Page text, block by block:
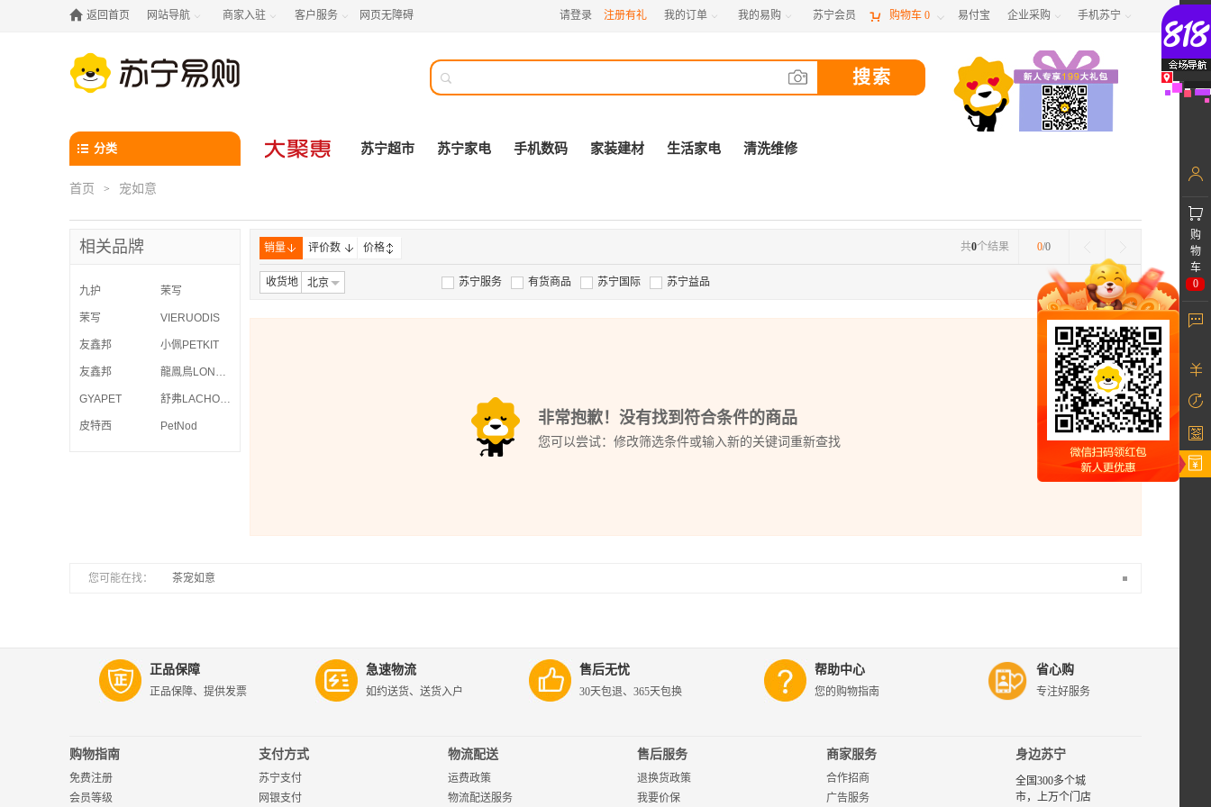
 返回首页 网站导航  商家入驻  客户服务  网页无障碍 请登录 注册有礼 我的订单  我的易购  苏宁会员  购物车 0  易付宝 企业采购  手机苏宁 

分类 苏宁超市 苏宁家电 手机数码 家装建材 生活家电 清洗维修
首页 > 宠如意
销量 评价数 价格 0/0
共0个结果
收货地 北京 苏宁服务 有货商品 苏宁国际 苏宁益品
非常抱歉！没有找到符合条件的商品
您可以尝试：修改筛选条件或输入新的关键词重新查找
相关品牌
九护 茉写
茉写 VIERUODIS
友鑫邦 小佩PETKIT
友鑫邦 龍鳯鳥LONG FENG BIRD
GYAPET 舒弗LACHOUFFE
皮特西 PetNod
您可能在找： 茶宠如意
意专
正品保障
正品保障、提供发票
急速物流
如约送货、送货入户
售后无忧
30天包退、365天包换
帮助中心
您的购物指南
省心购
专注好服务
购物指南
免费注册
会员等级
支付方式
苏宁支付
网银支付
物流配送
运费政策
物流配送服务
售后服务
退换货政策
我要价保
商家服务
合作招商
广告服务
身边苏宁
全国300多个城
市，上万个门店
购
物
车
0